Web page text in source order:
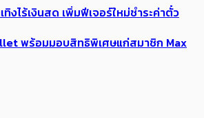
งไร้เงินสด เพิ่มฟีเจอร์ใหม่ชำระค่าตั๋ว
พร้อมมอบสิทธิพิเศษแก่สมาชิก Max